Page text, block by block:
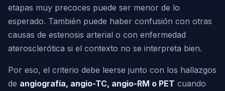
etapas muy precoces puede ser menor de lo
esperado. También puede haber confusión con otras
causas de estenosis arterial o con enfermedad
aterosclerótica si el contexto no se interpreta bien.
Por eso, el criterio debe leerse junto con los hallazgos
de angiografía, angio-TC, angio-RM o PET cuando